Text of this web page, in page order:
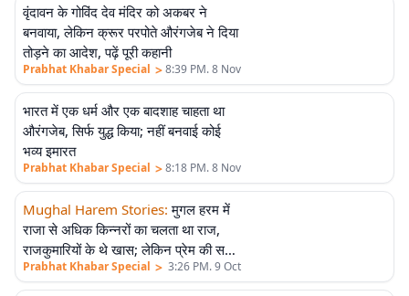
वृंदावन के गोविंद देव मंदिर को अकबर ने
बनवाया, लेकिन क्रूर परपोते औरंगजेब ने दिया
तोड़ने का आदेश, पढ़ें पूरी कहानी
Prabhat Khabar Special >8:39 PM. 8 Nov
भारत में एक धर्म और एक बादशाह चाहता था
औरंगजेब, सिर्फ युद्ध किया; नहीं बनवाई कोई
भव्य इमारत
Prabhat Khabar Special >8:18 PM. 8 Nov
Mughal Harem Stories: मुगल हरम में
राजा से अधिक किन्नरों का चलता था राज,
राजकुमारियों के थे खास; लेकिन प्रेम की सजा
थी मौत
Prabhat Khabar Special > 3:26 PM. 9 Oct